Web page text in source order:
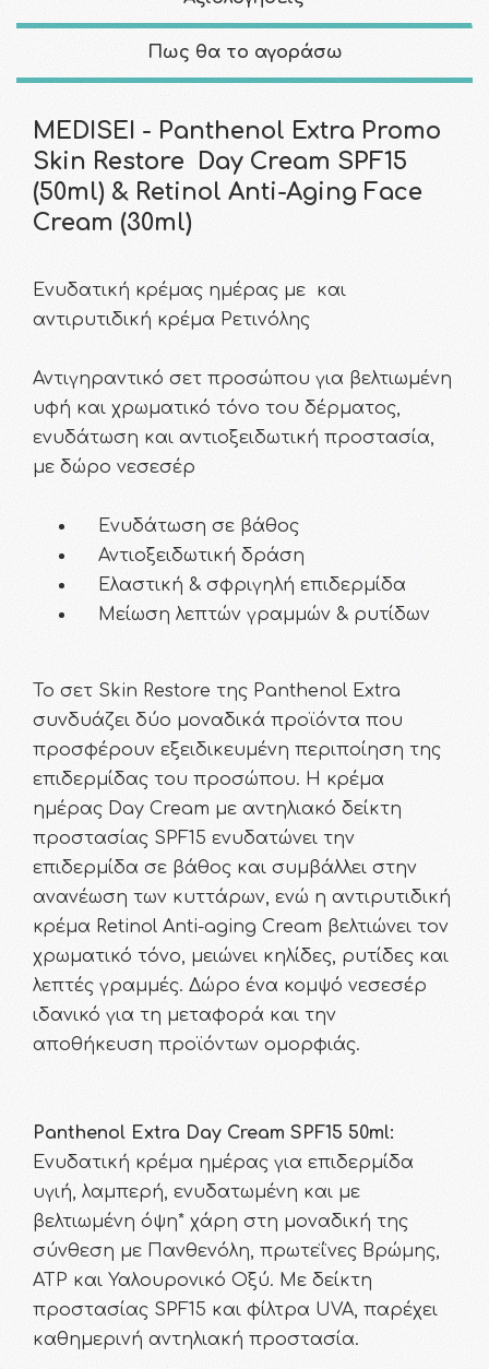
Πως θα το αγοράσω
MEDISEI - Panthenol Extra Promo
Skin Restore Day Cream SPF15
(50ml) & Retinol Anti-Aging Face
Cream (30ml)
Ενυδατική κρέμας ημέρας με και
αντιρυτιδική κρέμα Ρετινόλης
Αντιγηραντικό σετ προσώπου για βελτιωμένη
υφή και χρωματικό τόνο του δέρματος,
ενυδάτωση και αντιοξειδωτική προστασία,
με δώρο νεσεσέρ
Ενυδάτωση σε βάθος
Αντιοξειδωτική δράση
Ελαστική & σφριγηλή επιδερμίδα
Μείωση λεπτών γραμμών & ρυτίδων
Το σετ Skin Restore της Panthenol Extra
συνδυάζει δύο μοναδικά προϊόντα που
προσφέρουν εξειδικευμένη περιποίηση της
επιδερμίδας του προσώπου. Η κρέμα
ημέρας Day Cream με αντηλιακό δείκτη
προστασίας SPF15 ενυδατώνει την
επιδερμίδα σε βάθος και συμβάλλει στην
ανανέωση των κυττάρων, ενώ η αντιρυτιδική
κρέμα Retinol Anti-aging Cream βελτιώνει τον
χρωματικό τόνο, μειώνει κηλίδες, ρυτίδες και
λεπτές γραμμές. Δώρο ένα κομψό νεσεσέρ
ιδανικό για τη μεταφορά και την
αποθήκευση προϊόντων ομορφιάς.
Panthenol Extra Day Cream SPF15 50ml:
Ενυδατική κρέμα ημέρας για επιδερμίδα
υγιή, λαμπερή, ενυδατωμένη και με
βελτιωμένη όψη* χάρη στη μοναδική της
σύνθεση με Πανθενόλη, πρωτεΐνες Βρώμης,
ATP και Υαλουρονικό Οξύ. Με δείκτη
προστασίας SPF15 και φίλτρα UVA, παρέχει
καθημερινή αντηλιακή προστασία.